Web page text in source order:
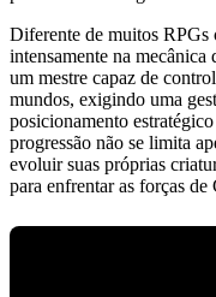
Diferente de muitos RPGs
intensamente na
um mestre capaz de
mundos, exigindo uma
posicionamento
progressão não se limita
evoluir suas próprias
para enfrentar as forças de